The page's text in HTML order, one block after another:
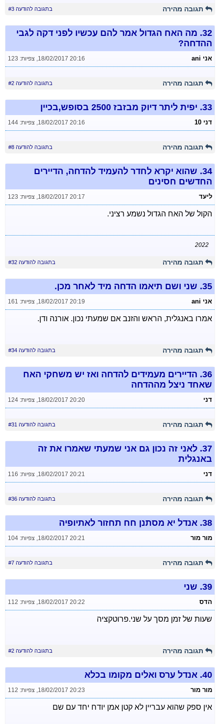
תגובה מהירה בתגובה להודעה #3
32. מה האח הגדול אמר להם עכשיו לפני דקה לגבי
ההדחה?
אני ani 18/02/2017 20:16
, צפיות: 123
תגובה מהירה בתגובה להודעה #2
33. יפית ליתר דיוק מבזבז 2500 בסופש,בכיין
דני 10 18/02/2017 20:16
, צפיות: 144
תגובה מהירה בתגובה להודעה #8
34. שהוא יקרא לחדר להעמיד להדחה, הדיירים
החדשים חסינים
ליעד 18/02/2017 20:17
, צפיות: 123
הקול של האח הגדול נשמע רציני.
2022
תגובה מהירה בתגובה להודעה #32
35. שני ושם תיאמו הדחה מיד לאחר מכן.
אני ani 18/02/2017 20:19
, צפיות: 161
אמרו באנגלית, הראש והזנב אם שמעתי נכון. אורנה ודן.
תגובה מהירה בתגובה להודעה #34
36. הדיירים מעמידים להדחה ואז יש משחקי האח
שאחד ניצל מההדחה
דני 18/02/2017 20:20
, צפיות: 124
תגובה מהירה בתגובה להודעה #31
37. לאני זה נכון גם אני שמעתי שאמרו את זה
באנגלית
דני 18/02/2017 20:21
, צפיות: 116
תגובה מהירה בתגובה להודעה #36
38. אנדל יא מסתנן חח תחזור לאתיופיה
מור מור 18/02/2017 20:21
, צפיות: 104
תגובה מהירה בתגובה להודעה #7
39. שני
הדס 18/02/2017 20:22
, צפיות: 112
שעות של זמן מסך על שני.פרוטקציה
תגובה מהירה בתגובה להודעה #2
40. אנדל ערס ואלים מקומו בכלא
מור מור 18/02/2017 20:23
, צפיות: 112
אין ספק שהוא עבריין לא קטן אמן יודח יחד עם שם